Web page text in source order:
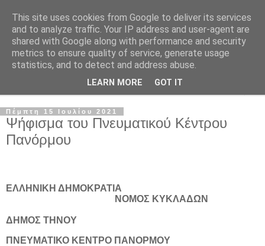
Πέμπτη 15 Ιουλίου 2021
Ψήφισμα του Πνευματικού Κέντρου
Πανόρμου
ΕΛΛΗΝΙΚΗ ΔΗΜΟΚΡΑΤΙΑ
ΝΟΜΟΣ ΚΥΚΛΑΔΩΝ
ΔΗΜΟΣ ΤΗΝΟΥ
ΠΝΕΥΜΑΤΙΚΟ ΚΕΝΤΡΟ ΠΑΝΟΡΜΟΥ
This site uses cookies from Google to deliver its services
and to analyze traffic. Your IP address and user-agent are
shared with Google along with performance and security
metrics to ensure quality of service, generate usage
statistics, and to detect and address abuse.
LEARN MORE GOT IT